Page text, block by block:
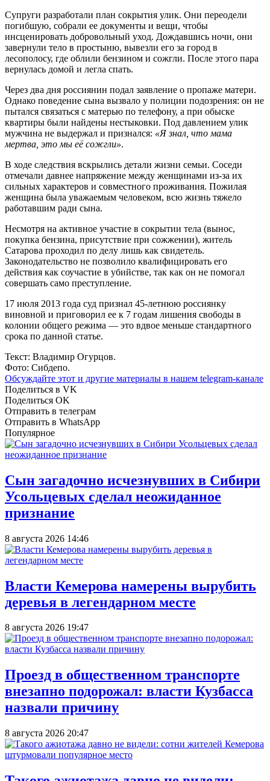
Супруги разработали план сокрытия улик. Они переодели
погибшую, собрали ее документы и вещи, чтобы
инсценировать добровольный уход. Дождавшись ночи, они
завернули тело в простыню, вывезли его за город в
лесополосу, где облили бензином и сожгли. После этого пара
вернулась домой и легла спать.
Через два дня россиянин подал заявление о пропаже матери.
Однако поведение сына вызвало у полиции подозрения: он не
пытался связаться с матерью по телефону, а при обыске
квартиры были найдены нестыковки. Под давлением улик
мужчина не выдержал и признался: «Я знал, что мама
мертва, это мы её сожгли».
В ходе следствия вскрылись детали жизни семьи. Соседи
отмечали давнее напряжение между женщинами из-за их
сильных характеров и совместного проживания. Пожилая
женщина была уважаемым человеком, всю жизнь тяжело
работавшим ради сына.
Несмотря на активное участие в сокрытии тела (вынос,
покупка бензина, присутствие при сожжении), житель
Сатарова проходил по делу лишь как свидетель.
Законодательство не позволило квалифицировать его
действия как соучастие в убийстве, так как он не помогал
совершать само преступление.
17 июля 2013 года суд признал 45-летнюю россиянку
виновной и приговорил ее к 7 годам лишения свободы в
колонии общего режима — это вдвое меньше стандартного
срока по данной статье.
Текст: Владимир Огурцов.
Фото: Сибдепо.
Обсуждайте этот и другие материалы в нашем telegram-канале
Поделиться в VK
Поделиться OK
Отправить в телеграм
Отправить в WhatsApp
Популярное
Сын загадочно исчезнувших в Сибири
Усольцевых сделал неожиданное
признание
8 августа 2026 14:46
Власти Кемерова намерены вырубить
деревья в легендарном месте
8 августа 2026 19:47
Проезд в общественном транспорте
внезапно подорожал: власти Кузбасса
назвали причину
8 августа 2026 20:47